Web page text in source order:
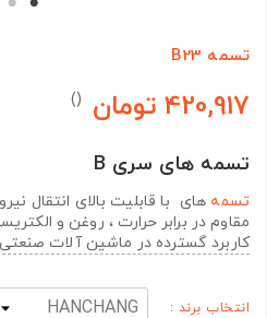
تسمه B23
420,917 تومان ()
تسمه های سری B
تسمه های با قابلیت بالای انتقال نیرو
مقاوم در برابر حرارت ، روغن و
کاربرد گسترده در ماشین آلات
انتخاب برند :